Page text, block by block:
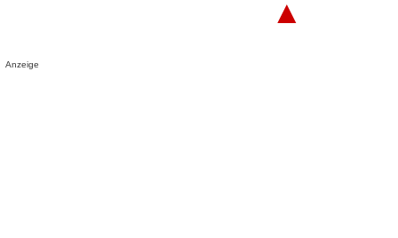
▲
Anzeige